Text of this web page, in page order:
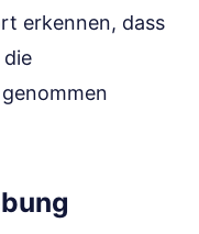
erkennen, dass